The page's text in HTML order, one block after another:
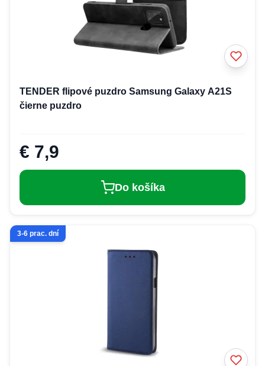
TENDER flipové puzdro Samsung Galaxy A21S
čierne puzdro
€ 7,9
Do košíka
3-6 prac. dní